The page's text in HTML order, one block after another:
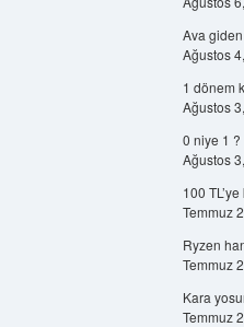
Ava
Ağustos
1 dönem
Ağustos
0 niye 1 ?
Ağustos
100
Temmuz
Ryzen
Temmuz
Kara
Temmuz